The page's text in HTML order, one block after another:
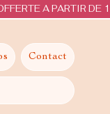
Contact